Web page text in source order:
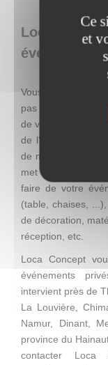
Loca
Vous recherchez
pas chère, mais
de visibilité pour
de l'ambiance lors
de matériel
met à votre
faire de votre
(table, chaises,
de décoration,
réception, etc.
Loca Concept
événements
intervient près de
La Louvière,
Namur, Dinant,
province du
contacter
Ce
et